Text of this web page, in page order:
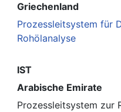
Griechenland
Prozessleitsystem für
Rohölanalyse
IST
Arabische Emirate
Prozessleitsystem zur